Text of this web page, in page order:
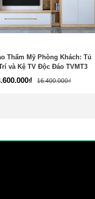
Thẩm Mỹ Phòng Khách: Tủ
và Kệ TV Độc Đáo TVMT3
16.400.000₫